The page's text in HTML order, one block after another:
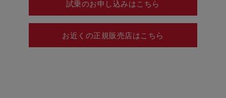
試乗のお申し込みはこちら
お近くの正規販売店はこちら